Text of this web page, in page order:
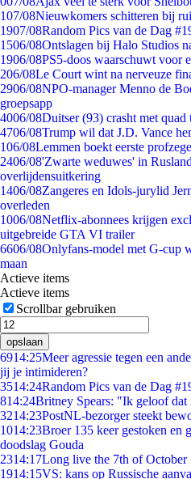
107/08Nieuwkomers schitteren bij
1907/08Random Pics van de Dag
1506/08Ontslagen bij Halo Studios
1906/08PS5-doos waarschuwt voor
206/08Le Court wint na nerveuze
2906/08NPO-manager Menno de
groepsapp
4006/08Duitser (93) crasht met
4706/08Trump wil dat J.D. Vance
106/08Lemmen boekt eerste
2406/08'Zwarte weduwes' in
overlijdensuitkering
1406/08Zangeres en Idols-jurylid
overleden
1006/08Netflix-abonnees krijgen
uitgebreide GTA VI trailer
6606/08Onlyfans-model met G-cup
maan
Actieve items
Actieve items
Scrollbar gebruiken
opslaan
6914:25Meer agressie tegen een
jij je intimideren?
3514:24Random Pics van de Dag
814:24Britney Spears: "Ik geloof dat
3214:23PostNL-bezorger steekt
1014:23Broer 135 keer gestoken en
doodslag Gouda
2314:17Long live the 7th of October
1914:15VS: kans op Russische